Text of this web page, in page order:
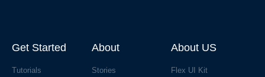
Get Started
Tutorials
About
Stories
About US
Flex UI Kit